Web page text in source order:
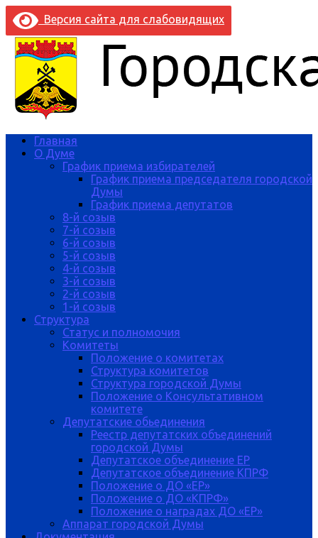
Версия сайта для слабовидящих
Главная
О Думе
График приема избирателей
График приема председателя городской
Думы
График приема депутатов
8-й созыв
7-й созыв
6-й созыв
5-й созыв
4-й созыв
3-й созыв
2-й созыв
1-й созыв
Структура
Статус и полномочия
Комитеты
Положение о комитетах
Структура комитетов
Структура городской Думы
Положение о Консультативном
комитете
Депутатские обьединения
Реестр депутатских объединений
городской Думы
Депутатское объединение ЕР
Депутатское объединение КПРФ
Положение о ДО «ЕР»
Положение о ДО «КПРФ»
Положение о наградах ДО «ЕР»
Аппарат городской Думы